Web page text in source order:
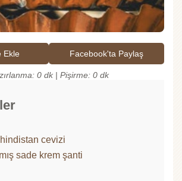
Ekle Facebook'ta Paylaş
0 dk | Pişirme: 0 dk
cevizi
sade krem şanti